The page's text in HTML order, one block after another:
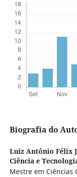
Biografia do
Luiz Antônio Félix
Ciência e
Mestre em Ciências